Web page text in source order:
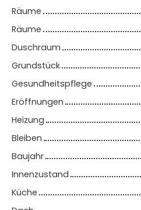
Räume
Räume
Duschraum
Grundstück
Gesundheitspflege
Eröffnungen
Heizung
Bleiben
Baujahr
Innenzustand
Küche